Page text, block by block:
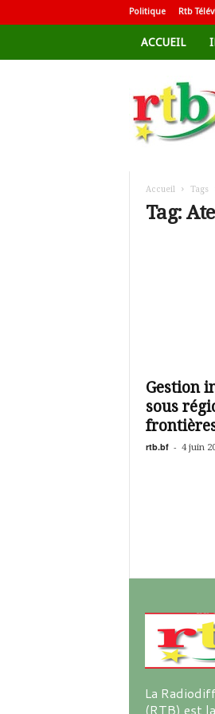
Politique Rtb
ACCUEIL
d
i
i
Accueil Tags
Tag:
Gestion
sous
rtb.bf - 4 juin
La
(RTB) est